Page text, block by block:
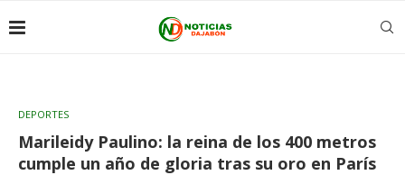
DEPORTES
Marileidy Paulino: la reina de los 400 metros
cumple un año de gloria tras su oro en París